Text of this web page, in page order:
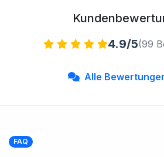
4.9/5(99
Alle
FAQ